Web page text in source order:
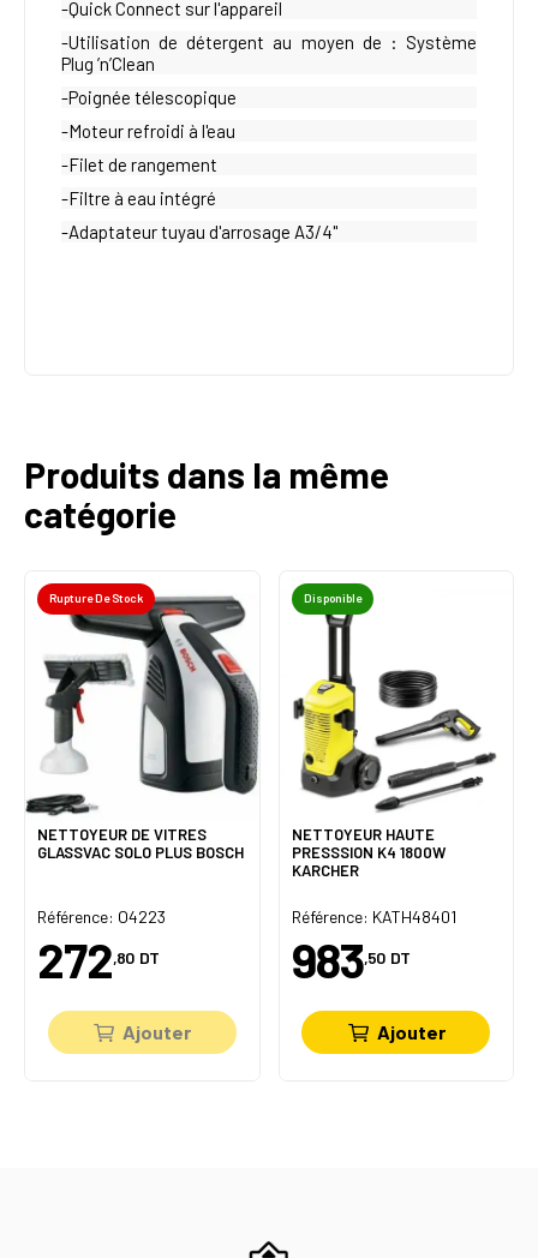
-Quick Connect sur l'appareil
-Utilisation de détergent au moyen de : Système
Plug ’n’Clean
-Poignée télescopique
-Moteur refroidi à l'eau
-Filet de rangement
-Filtre à eau intégré
-Adaptateur tuyau d'arrosage A3/4"
Produits dans la même
catégorie
Rupture De Stock
NETTOYEUR DE VITRES
GLASSVAC SOLO PLUS BOSCH
Référence: O4223
272,80 DT
Ajouter
Disponible
NETTOYEUR HAUTE
PRESSSION K4 1800W
KARCHER
Référence: KATH48401
983,50 DT
Ajouter